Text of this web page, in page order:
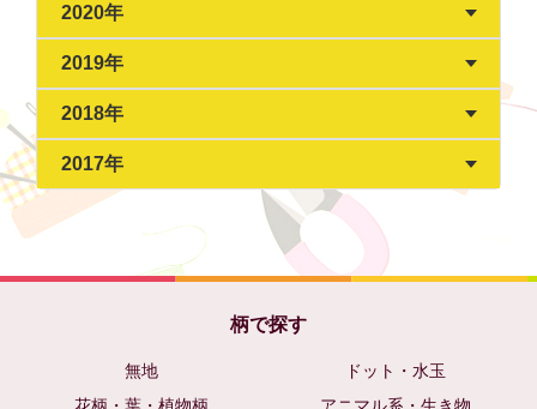
2020年
2019年
2018年
2017年
柄で探す
無地
ドット・水玉
花柄・葉・植物柄
アニマル系・生き物